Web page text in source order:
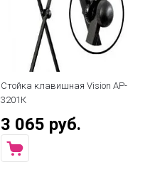
Стойка клавишная Vision AP-
3201К
3 065 руб.